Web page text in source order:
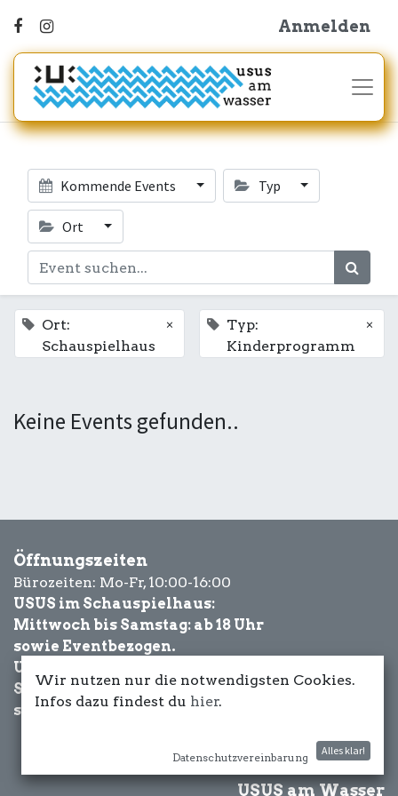
Anmelden
Kommende Events Typ
Ort
Ort:
Schauspielhaus
×
Typ:
Kinderprogramm
×
Keine Events gefunden..
Öffnungszeiten
Bürozeiten: Mo-Fr, 10:00-16:00
USUS im Schauspielhaus:
Mittwoch bis Samstag: ab 18 Uhr
sowie Eventbezogen.
USUS am Wasser:
Schönwetter-
sowie Eventbezogen.
USUS am Wasser
Wir nutzen nur die notwendigsten Cookies.
Infos dazu findest du hier.
Datenschutzvereinbarung
Alles klar!